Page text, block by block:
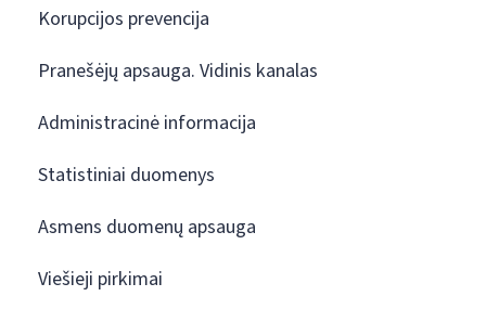
Korupcijos prevencija
Pranešėjų apsauga. Vidinis kanalas
Administracinė informacija
Statistiniai duomenys
Asmens duomenų apsauga
Viešieji pirkimai